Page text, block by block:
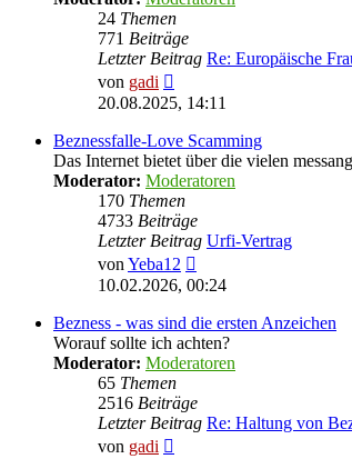
24 Themen
771 Beiträge
Letzter Beitrag Re: Europäische
von gadi
Beitrag
20.08.2025, 14:11
Beznessfalle-Love Scamming
Das Internet bietet über die vielen
Moderator: Moderatoren
170 Themen
4733 Beiträge
Letzter Beitrag Urfi-Vertrag
von Yeba12
Beitrag
10.02.2026, 00:24
Bezness - was sind die ersten Anzeichen
Worauf sollte ich achten?
Moderator: Moderatoren
65 Themen
2516 Beiträge
Letzter Beitrag Re: Haltung von
von gadi